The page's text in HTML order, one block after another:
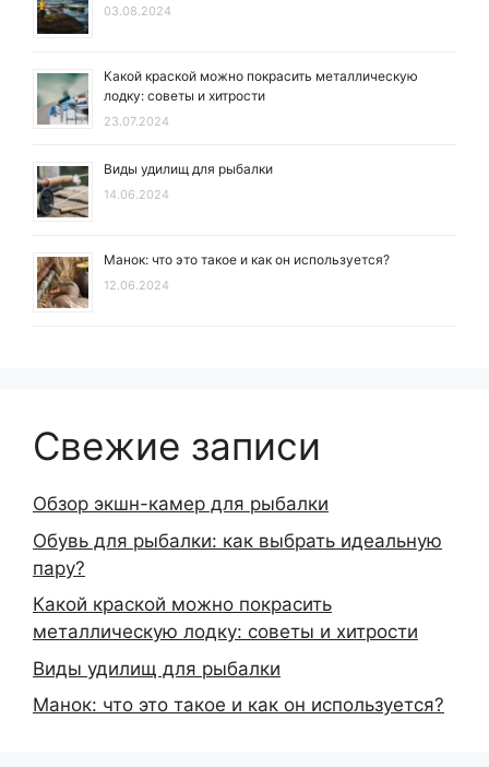
03.08.2024
Какой краской можно покрасить металлическую
лодку: советы и хитрости
23.07.2024
Виды удилищ для рыбалки
14.06.2024
Манок: что это такое и как он используется?
12.06.2024
Свежие записи
Обзор экшн-камер для рыбалки
Обувь для рыбалки: как выбрать идеальную
пару?
Какой краской можно покрасить
металлическую лодку: советы и хитрости
Виды удилищ для рыбалки
Манок: что это такое и как он используется?